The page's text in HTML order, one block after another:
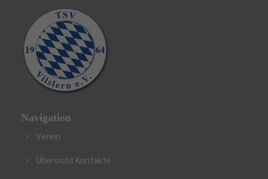
Navigation
Verein
Übersicht Kontakte